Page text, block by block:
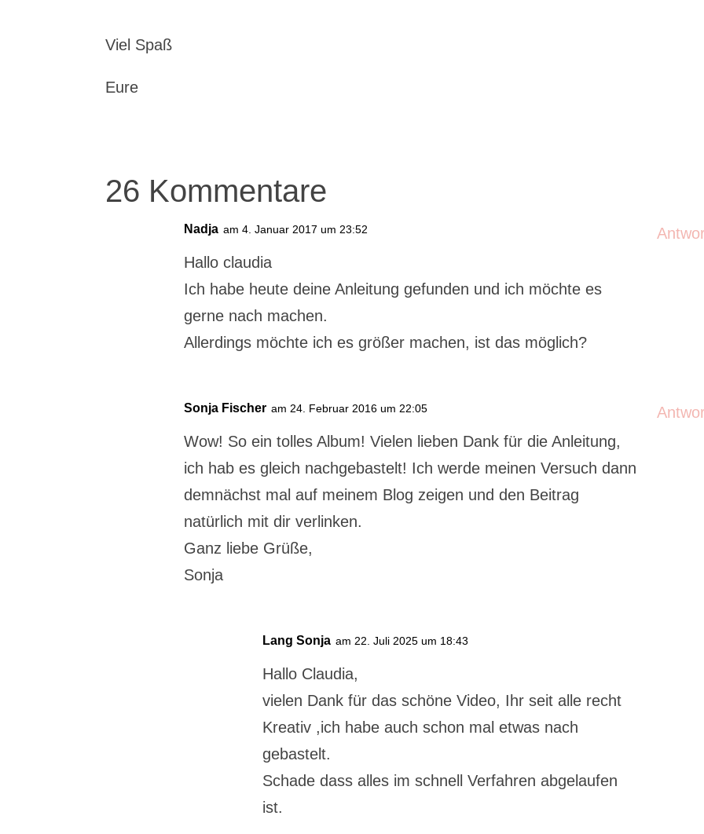
Viel Spaß
Eure
26 Kommentare
Nadja am 4. Januar 2017 um 23:52
Hallo claudia
Ich habe heute deine Anleitung gefunden und ich möchte es
gerne nach machen.
Allerdings möchte ich es größer machen, ist das möglich?
Sonja Fischer am 24. Februar 2016 um 22:05
Wow! So ein tolles Album! Vielen lieben Dank für die Anleitung,
ich hab es gleich nachgebastelt! Ich werde meinen Versuch dann
demnächst mal auf meinem Blog zeigen und den Beitrag
natürlich mit dir verlinken.
Ganz liebe Grüße,
Sonja
Lang Sonja am 22. Juli 2025 um 18:43
Hallo Claudia,
vielen Dank für das schöne Video, Ihr seit alle recht
Kreativ ,ich habe auch schon mal etwas nach
gebastelt.
Schade dass alles im schnell Verfahren abgelaufen
ist.